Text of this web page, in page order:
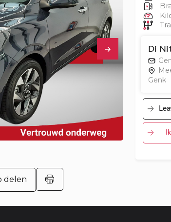
Fleet
Autoverhuur
Werkplaats
Contact
delen
Di
Genk